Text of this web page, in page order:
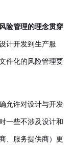
风险管理的理念贯穿
计开发到生产服
件化的风险管理要
允许对设计与开发
一些不涉及设计和
、服务提供商）更